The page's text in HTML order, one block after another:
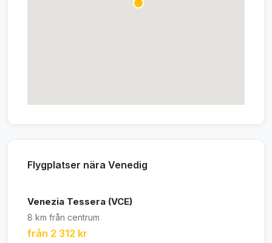
Flygplatser nära Venedig
Venezia Tessera (VCE)
8 km från centrum
från 2 312 kr